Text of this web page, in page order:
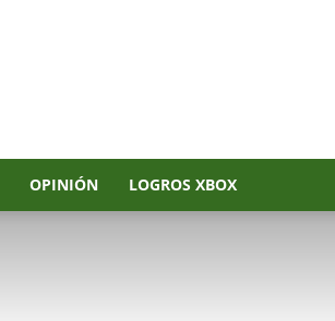
OPINIÓN LOGROS XBOX